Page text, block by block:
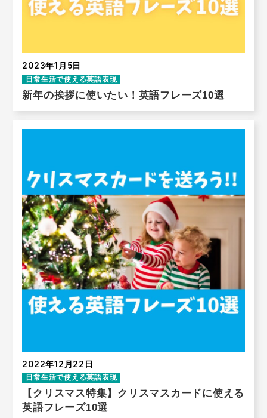
2023年1月5日
日常生活で使える英語表現
新年の挨拶に使いたい！英語フレーズ10選
2022年12月22日
日常生活で使える英語表現
【クリスマス特集】クリスマスカードに使える
英語フレーズ10選